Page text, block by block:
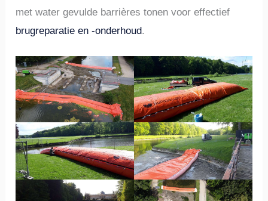
met water gevulde barrières tonen voor effectief
brugreparatie en -onderhoud.